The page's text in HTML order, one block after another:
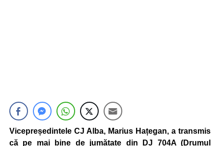
Vicepreședintele CJ Alba, Marius Hațegan, a transmis
că pe mai bine de jumătate din DJ 704A (Drumul